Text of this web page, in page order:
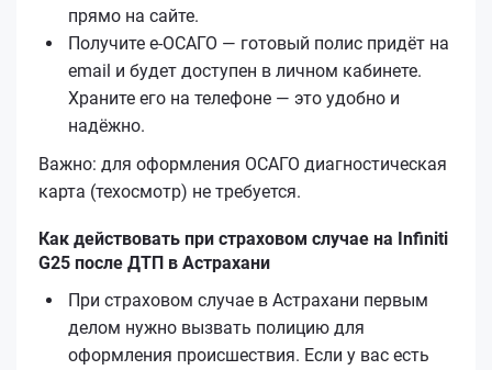
прямо на сайте.
Получите е‑ОСАГО — готовый полис придёт на
email и будет доступен в личном кабинете.
Храните его на телефоне — это удобно и
надёжно.
Важно: для оформления ОСАГО диагностическая
карта (техосмотр) не требуется.
Как действовать при страховом случае на Infiniti
G25 после ДТП в Астрахани
При страховом случае в Астрахани первым
делом нужно вызвать полицию для
оформления происшествия. Если у вас есть